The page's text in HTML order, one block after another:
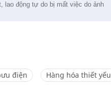
lao động tự do bị mất việc do ảnh
điện Hàng hóa thiết yếu